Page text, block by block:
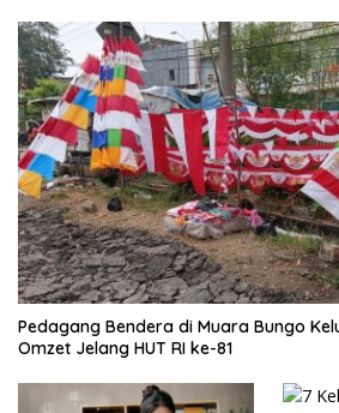
Pedagang Bendera di Muara Bungo
Omzet Jelang HUT RI ke-81